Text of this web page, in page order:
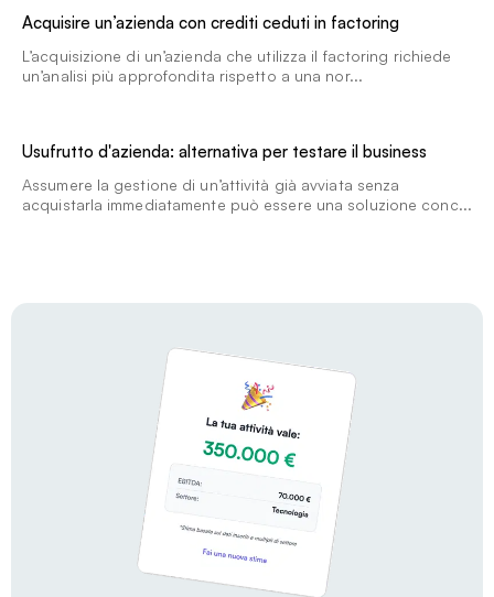
Acquisire un’azienda con crediti ceduti in factoring
L’acquisizione di un’azienda che utilizza il factoring richiede
un’analisi più approfondita rispetto a una nor...
Usufrutto d'azienda: alternativa per testare il business
Assumere la gestione di un’attività già avviata senza
acquistarla immediatamente può essere una soluzione conc...